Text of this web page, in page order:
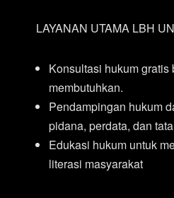
LAYANAN UTAMA LBH
Konsultasi hukum gratis
membutuhkan.
Pendampingan hukum
pidana, perdata, dan
Edukasi hukum untuk
literasi masyarakat